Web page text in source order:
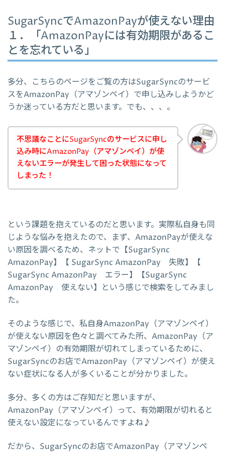
SugarSyncでAmazonPayが使えない理由
１．「AmazonPayには有効期限があるこ
とを忘れている」
多分、こちらのページをご覧の方はSugarSyncのサービ
スをAmazonPay（アマゾンペイ）で申し込みしようかど
うか迷っている方だと思います。でも、、、。
不思議なことにSugarSyncのサービスに申し
込み時にAmazonPay（アマゾンペイ）が使
えないエラーが発生して困った状態になって
しまった！
という課題を抱えているのだと思います。実際私自身も同
じような悩みを抱えたので、まず、AmazonPayが使えな
い原因を調べるため、ネットで【SugarSync
AmazonPay】【 SugarSync AmazonPay 失敗】【
SugarSync AmazonPay エラー】【SugarSync
AmazonPay 使えない】という感じで検索をしてみまし
た。
そのような感じで、私自身AmazonPay（アマゾンペイ）
が使えない原因を色々と調べてみた所、AmazonPay（ア
マゾンペイ）の有効期限が切れてしまっているために、
SugarSyncのお店でAmazonPay（アマゾンペイ）が使え
ない症状になる人が多くいることが分かりました。
多分、多くの方はご存知だと思いますが、
AmazonPay（アマゾンペイ）って、有効期限が切れると
使えない設定になっているんですよね♪
だから、SugarSyncのお店でAmazonPay（アマゾンペ